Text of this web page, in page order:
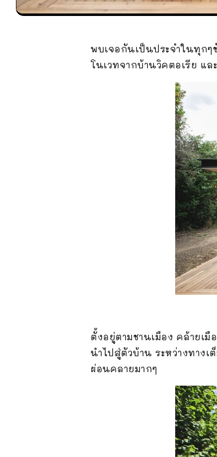
พบเจอกันเป็นประจำในทุก
โนเวทจากบ้านวิคตอเรีย แ
ตั้งอยู่ตามชานเมือง คล้ายเ
นำไปสู่ตัวบ้าน ระหว่างทาง
ผ่อนคลายมากๆ